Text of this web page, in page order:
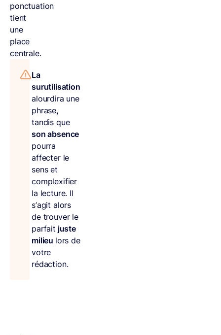
ponctuation
tient
une
place
centrale.
La
surutilisation
alourdira une
phrase,
tandis que
son absence
pourra
affecter le
sens et
complexifier
la lecture. Il
s’agit alors
de trouver le
parfait juste
milieu lors de
votre
rédaction.